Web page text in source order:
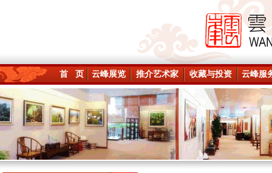
首 页 云峰展览 推介艺术家 收藏与投资 云峰服